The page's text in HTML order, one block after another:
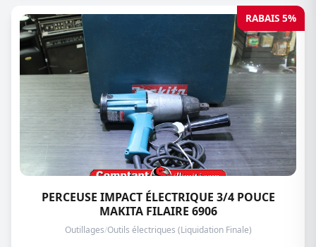
RABAIS 5%
PERCEUSE IMPACT ÉLECTRIQUE 3/4 POUCE
MAKITA FILAIRE 6906
Outillages/Outils électriques (Liquidation Finale)